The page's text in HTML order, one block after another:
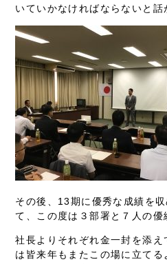
いていかなければならないと話
その後、13期に優秀な成績を
て、この度は３部署と７人の優
社長よりそれぞれ金一封を添
は皆来年もまたこの場に立て